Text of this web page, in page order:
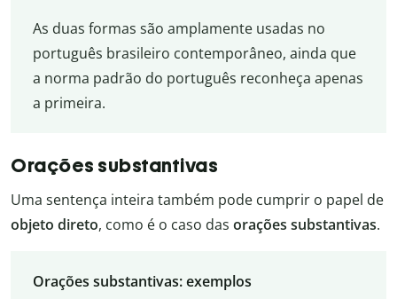
As duas formas são amplamente usadas no
português brasileiro contemporâneo, ainda que
a norma padrão do português reconheça apenas
a primeira.
Orações substantivas
Uma sentença inteira também pode cumprir o papel de
objeto direto, como é o caso das orações substantivas.
Orações substantivas: exemplos